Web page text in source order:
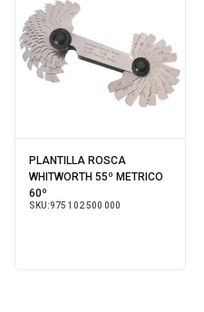
PLANTILLA ROSCA
WHITWORTH 55º METRICO
60º
SKU:975 102 500 000